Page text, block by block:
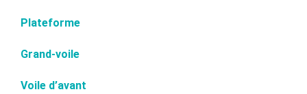
Plateforme
Grand-voile
Voile d’avant